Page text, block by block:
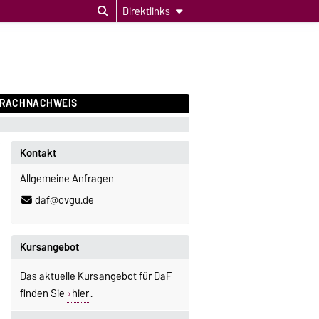
Direktlinks
Kontakt
Allgemeine Anfragen
daf@ovgu.de
Kursangebot
Das aktuelle Kursangebot für DaF
finden Sie hier.